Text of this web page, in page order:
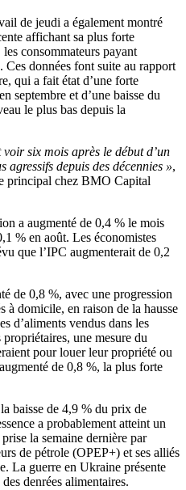
de jeudi a également montré
affichant sa plus forte
consommateurs payant
Ces données font suite au rapport
qui a fait état d’une forte
septembre et d’une baisse du
le plus bas depuis la
voir six mois après le début d’un
agressifs depuis des décennies »,
principal chez BMO Capital
a augmenté de 0,4 % le mois
% en août. Les économistes
que l’IPC augmenterait de 0,2
de 0,8 %, avec une progression
à domicile, en raison de la hausse
d’aliments vendus dans les
une mesure du
pour louer leur propriété ou
de 0,8 %, la plus forte
baisse de 4,9 % du prix de
a probablement atteint un
la semaine dernière par
de pétrole (OPEP+) et ses alliés
La guerre en Ukraine présente
denrées alimentaires.